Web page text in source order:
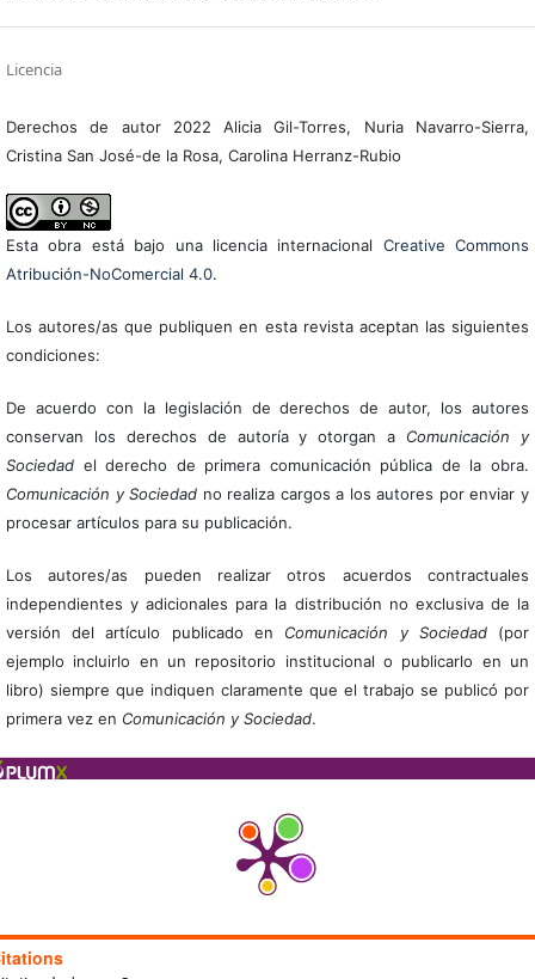
Licencia
Derechos de autor 2022 Alicia Gil-Torres, Nuria Navarro-Sierra,
Cristina San José-de la Rosa, Carolina Herranz-Rubio
Esta obra está bajo una licencia internacional Creative Commons
Atribución-NoComercial 4.0.
Los autores/as que publiquen en esta revista aceptan las siguientes
condiciones:
De acuerdo con la legislación de derechos de autor, los autores
conservan los derechos de autoría y otorgan a Comunicación y
Sociedadel derecho de primera comunicación pública de la obra.
Comunicación y Sociedad no realiza cargos a los autores por enviar y
procesar artículos para su publicación.
Los autores/as pueden realizar otros acuerdos contractuales
independientes y adicionales para la distribución no exclusiva de la
versión del artículo publicado en Comunicación y Sociedad(por
ejemplo incluirlo en un repositorio institucional o publicarlo en un
libro) siempre que indiquen claramente que el trabajo se publicó por
primera vez en Comunicación y Sociedad.